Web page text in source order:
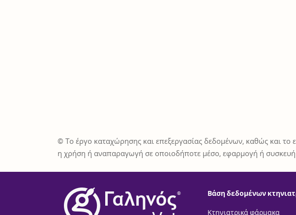
© Το έργο καταχώρησης και επεξεργασίας δεδομένων, καθώς και το
η χρήση ή αναπαραγωγή σε οποιοδήποτε μέσο, εφαρμογή ή συσκευή
® Βάση δεδομένων
Κτηνιατρικά φάρμακα